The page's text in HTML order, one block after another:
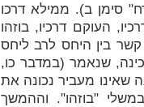
סימן ב). ממילא דרכו
העוקם דרכיו, בוזהו
בין היחס לרב ליחס
שנאמר (במדבר כו,
מעביר נכונה את
"בוזהו". וההמשך